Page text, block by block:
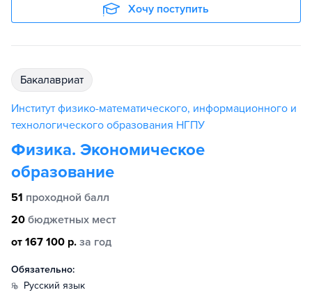
Хочу поступить
бакалавриат
Институт физико-математического, информационного и
технологического образования НГПУ
Физика. Экономическое
образование
51 проходной балл
20 бюджетных мест
от 167 100 р. за год
Обязательно:
русский язык